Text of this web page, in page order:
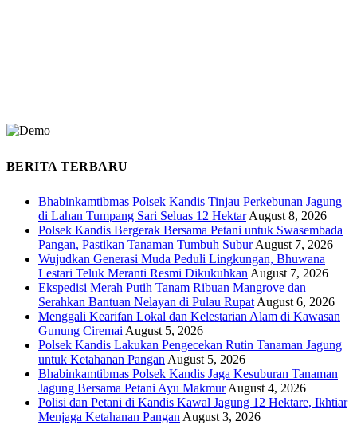
BERITA TERBARU
Bhabinkamtibmas Polsek Kandis Tinjau Perkebunan Jagung
di Lahan Tumpang Sari Seluas 12 Hektar August 8, 2026
Polsek Kandis Bergerak Bersama Petani untuk Swasembada
Pangan, Pastikan Tanaman Tumbuh Subur August 7, 2026
Wujudkan Generasi Muda Peduli Lingkungan, Bhuwana
Lestari Teluk Meranti Resmi Dikukuhkan August 7, 2026
Ekspedisi Merah Putih Tanam Ribuan Mangrove dan
Serahkan Bantuan Nelayan di Pulau Rupat August 6, 2026
Menggali Kearifan Lokal dan Kelestarian Alam di Kawasan
Gunung Ciremai August 5, 2026
Polsek Kandis Lakukan Pengecekan Rutin Tanaman Jagung
untuk Ketahanan Pangan August 5, 2026
Bhabinkamtibmas Polsek Kandis Jaga Kesuburan Tanaman
Jagung Bersama Petani Ayu Makmur August 4, 2026
Polisi dan Petani di Kandis Kawal Jagung 12 Hektare, Ikhtiar
Menjaga Ketahanan Pangan August 3, 2026